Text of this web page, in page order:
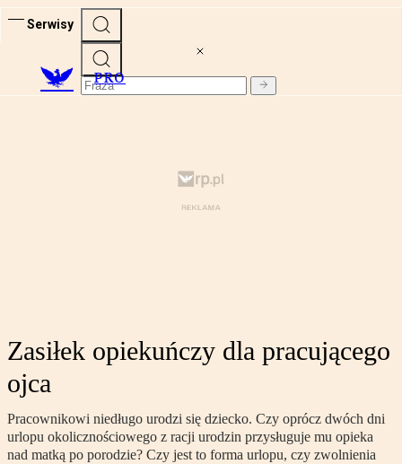
Serwisy
PRO
Zasiłek opiekuńczy dla pracującego
ojca
Pracownikowi niedługo urodzi się dziecko. Czy oprócz dwóch dni
urlopu okolicznościowego z racji urodzin przysługuje mu opieka
nad matką po porodzie? Czy jest to forma urlopu, czy zwolnienia